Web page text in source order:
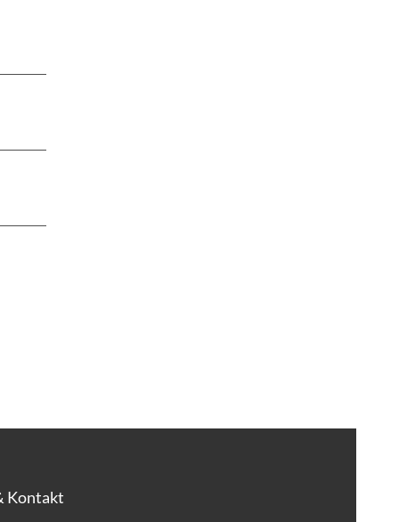
Kontakt